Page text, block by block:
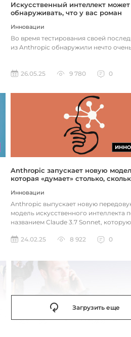
Искусственный интеллект
обнаруживать, что у вас роман
Инновации
Во время тестирования своей
из Anthropic обнаружили нечто
26.05.25 9 780 0
Anthropic запускает новую
которая «думает» столько,
Инновации
Anthropic выпускает новую
модель искусственного интеллекта
названием Claude 3.7 Sonnet, которую
24.02.25
8 922 0
Загрузить еще